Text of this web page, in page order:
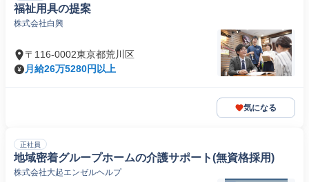
福祉用具の提案
株式会社白興
〒116-0002東京都荒川区
月給26万5280円以上
気になる
正社員
地域密着グループホームの介護サポート(無資格採用)
株式会社大起エンゼルヘルプ